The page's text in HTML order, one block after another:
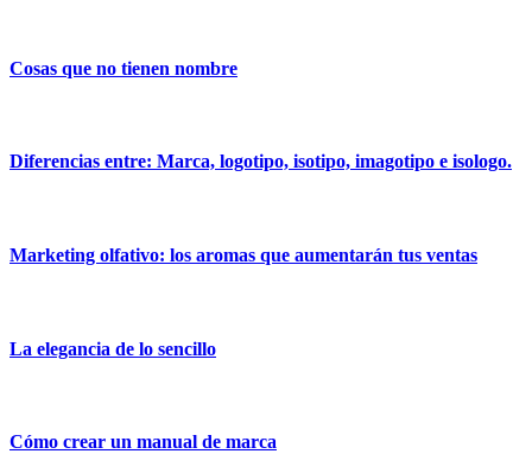
Cosas que no tienen nombre
Diferencias entre: Marca, logotipo, isotipo, imagotipo e isologo.
Marketing olfativo: los aromas que aumentarán tus ventas
La elegancia de lo sencillo
Cómo crear un manual de marca